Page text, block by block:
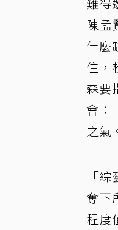
陳孟
什麼
住，
森要
會：
之氣
「
奪下
程度